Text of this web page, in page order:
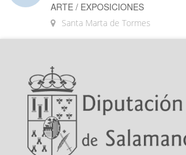
ARTE / EXPOSICIONES
Santa Marta de Tormes